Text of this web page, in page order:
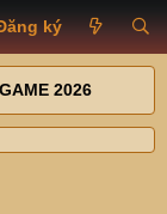
ký
2026